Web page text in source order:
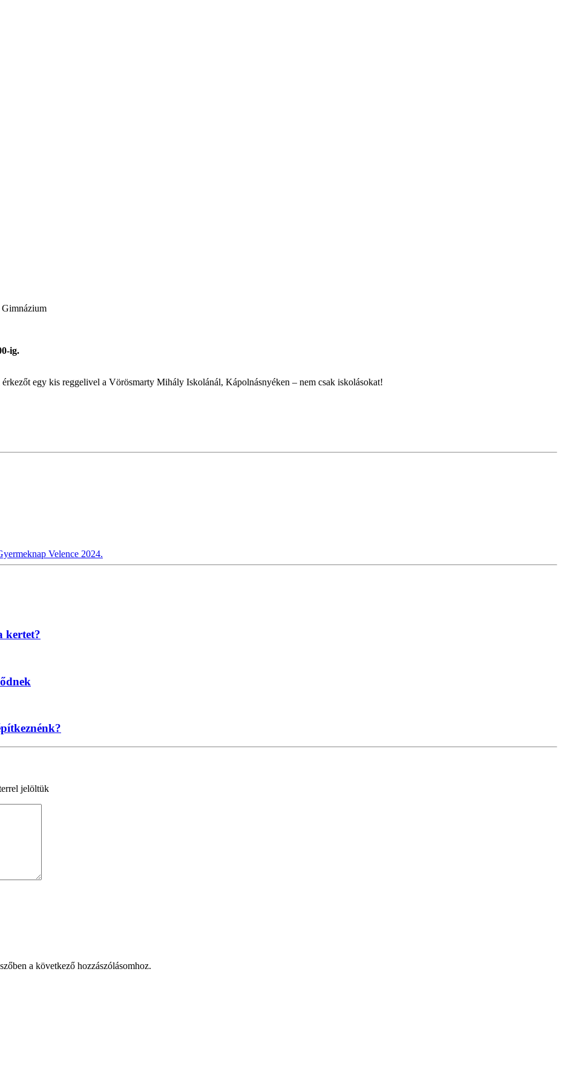
ig.
egy kis reggelivel a Vörösmarty Mihály Iskolánál, Kápolnásnyéken – nem csak iskolásokat!
Velence 2024.
kertet?
jelöltük
a következő hozzászólásomhoz.